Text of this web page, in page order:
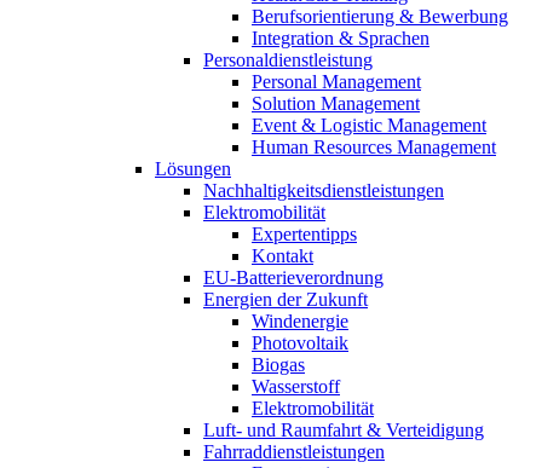
Berufsorientierung & Bewerbung
Integration & Sprachen
Personaldienstleistung
Personal Management
Solution Management
Event & Logistic Management
Human Resources Management
Lösungen
Nachhaltigkeitsdienstleistungen
Elektromobilität
Expertentipps
Kontakt
EU-Batterieverordnung
Energien der Zukunft
Windenergie
Photovoltaik
Biogas
Wasserstoff
Elektromobilität
Luft- und Raumfahrt & Verteidigung
Fahrraddienstleistungen